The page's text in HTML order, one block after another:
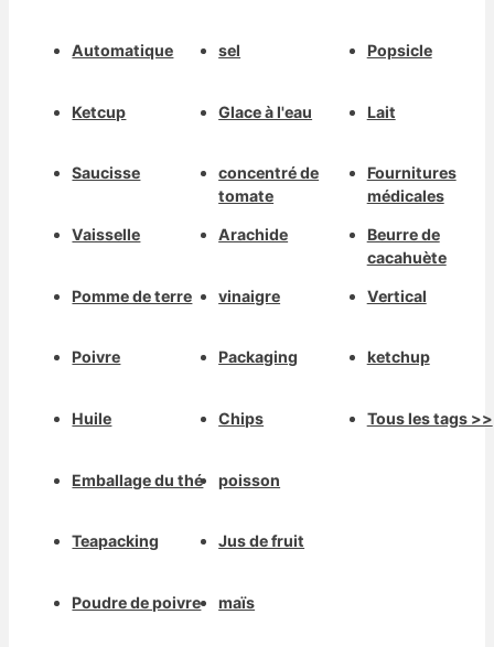
Automatique
Ketcup
Saucisse
Vaisselle
Pomme de terre
Poivre
Huile
Emballage du thé
Teapacking
Poudre de poivre
sel
Glace à l'eau
concentré de
tomate
Arachide
vinaigre
Packaging
Chips
poisson
Jus de fruit
maïs
Popsicle
Lait
Fournitures
médicales
Beurre de
cacahuète
Vertical
ketchup
Tous les tags >>